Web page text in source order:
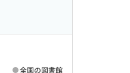
全国の図書館